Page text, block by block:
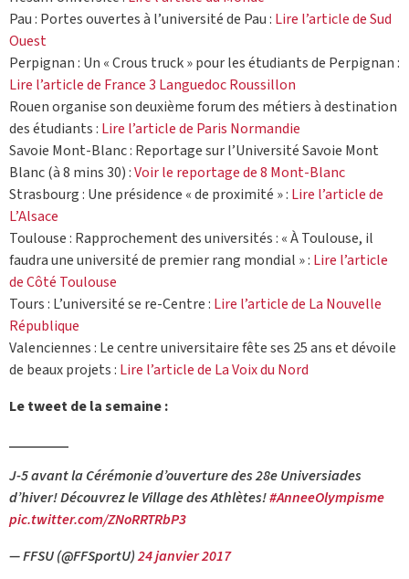
Pau : Portes ouvertes à l’université de Pau : Lire l’article de Sud
Ouest
Perpignan : Un « Crous truck » pour les étudiants de Perpignan :
Lire l’article de France 3 Languedoc Roussillon
Rouen organise son deuxième forum des métiers à destination
des étudiants : Lire l’article de Paris Normandie
Savoie Mont-Blanc : Reportage sur l’Université Savoie Mont
Blanc (à 8 mins 30) :Voir le reportage de 8 Mont-Blanc
Strasbourg : Une présidence « de proximité » : Lire l’article de
L’Alsace
Toulouse : Rapprochement des universités : « À Toulouse, il
faudra une université de premier rang mondial » : Lire l’article
de Côté Toulouse
Tours : L’université se re-Centre : Lire l’article de La Nouvelle
République
Valenciennes : Le centre universitaire fête ses 25 ans et dévoile
de beaux projets : Lire l’article de La Voix du Nord
Le tweet de la semaine :
J-5 avant la Cérémonie d’ouverture des 28e Universiades
d’hiver! Découvrez le Village des Athlètes!#AnneeOlympisme
pic.twitter.com/ZNoRRTRbP3
— FFSU (@FFSportU)24 janvier 2017